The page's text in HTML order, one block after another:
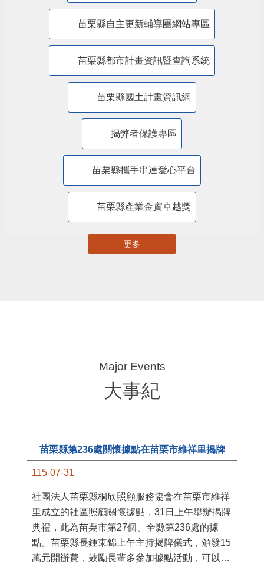
18鄉鎮市年度特色活動
苗栗縣自主更新輔導團網站專區
苗栗縣都市計畫資訊暨查詢系統
苗栗縣國土計畫資訊網
揭弊者保護專區
苗栗縣攜手串連愛心平台
苗栗縣產業金實卓越獎